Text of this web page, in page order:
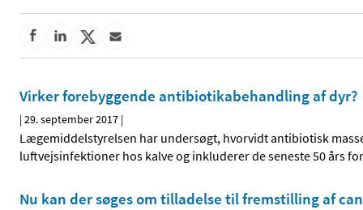
Virker forebyggende antibiotikabehandling af dyr?
|29. september 2017 |
Lægemiddelstyrelsen har undersøgt, hvorvidt antibiotisk
luftvejsinfektioner hos kalve og inkluderer de seneste 50 års
Nu kan der søges om tilladelse til fremstilling af